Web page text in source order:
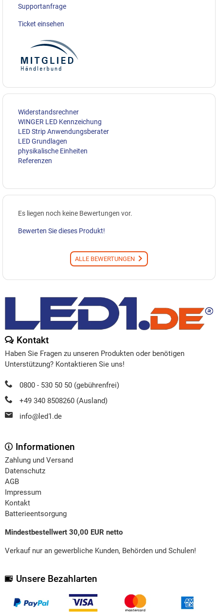
Supportanfrage
Ticket einsehen
Widerstandsrechner
WINGER LED Kennzeichung
LED Strip Anwendungsberater
LED Grundlagen
physikalische Einheiten
Referenzen
Es liegen noch keine Bewertungen vor.
Bewerten Sie dieses Produkt!
ALLE BEWERTUNGEN
Kontakt
Haben Sie Fragen zu unseren Produkten oder benötigen
Unterstützung? Kontaktieren Sie uns!
0800 - 530 50 50 (gebührenfrei)
+49 340 8508260 (Ausland)
info@led1.de
Informationen
Zahlung und Versand
Datenschutz
AGB
Impressum
Kontakt
Batterieentsorgung
Mindestbestellwert 30,00 EUR netto
Verkauf nur an gewerbliche Kunden, Behörden und Schulen!
Unsere Bezahlarten